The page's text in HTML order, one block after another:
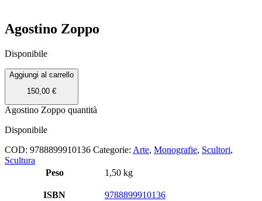
Agostino Zoppo
Disponibile
Aggiungi al carrello
150,00 €
Agostino Zoppo quantità
Disponibile
COD: 9788899910136 Categorie: Arte, Monografie, Scultori,
Scultura
Peso
1,50 kg
ISBN 9788899910136